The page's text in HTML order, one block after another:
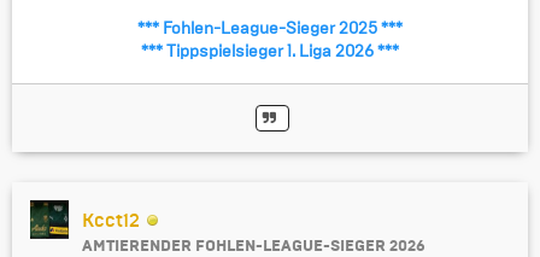
*** Fohlen-League-Sieger 2025 ***
*** Tippspielsieger 1. Liga 2026 ***
Kcct12
AMTIERENDER FOHLEN-LEAGUE-SIEGER 2026